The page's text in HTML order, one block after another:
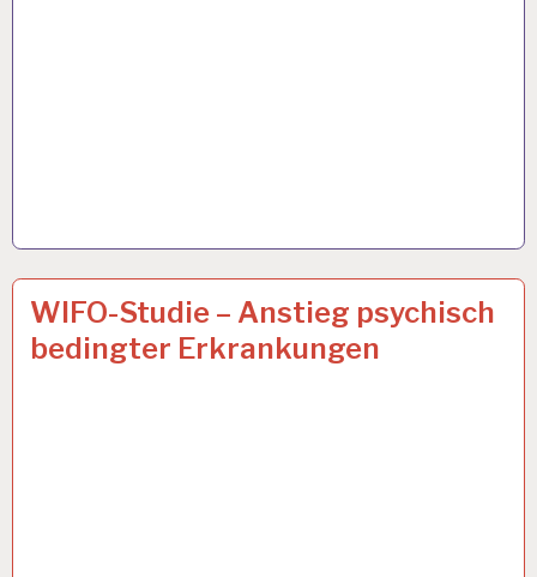
ARBEIT
UND
GESUNDHEIT…
WIFO-Studie – Anstieg psychisch
bedingter Erkrankungen
4 FEB. 2019